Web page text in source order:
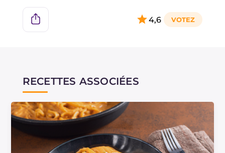
4,6
RECETTES ASSOCIÉES